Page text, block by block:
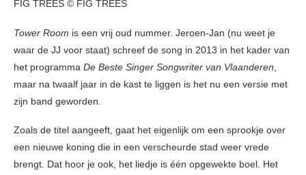
FIG TREES © FIG TREES
Tower Room is een vrij oud nummer. Jeroen-Jan (nu weet je
waar de JJ voor staat) schreef de song in 2013 in het kader van
het programma De Beste Singer Songwriter van Vlaanderen,
maar na twaalf jaar in de kast te liggen is het nu een versie met
zijn band geworden.
Zoals de titel aangeeft, gaat het eigenlijk om een sprookje over
een nieuwe koning die in een verscheurde stad weer vrede
brengt. Dat hoor je ook, het liedje is één opgewekte boel. Het